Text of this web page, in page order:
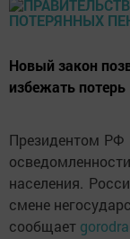
Новый закон
избежать потерь
Президентом РФ
населения.
смене
сообщает